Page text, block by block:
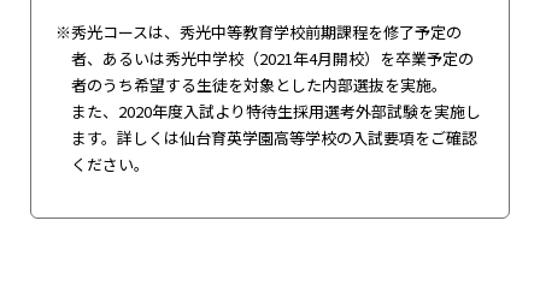
秀光コースは、秀光中等教育学校前期課程を修了予定の
者、あるいは秀光中学校（2021年4月開校）を卒業予定の
者のうち希望する生徒を対象とした内部選抜を実施。
また、2020年度入試より特待生採用選考外部試験を実施し
ます。詳しくは仙台育英学園高等学校の入試要項をご確認
ください。